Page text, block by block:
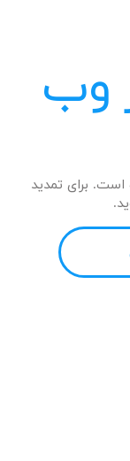
وب
برای تمدید